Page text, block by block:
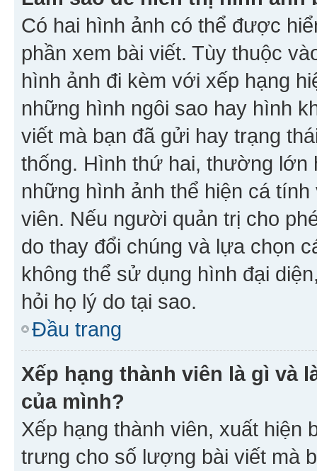
Có hai hình ảnh có thể được
phần xem bài viết. Tùy thuộc
hình ảnh đi kèm với xếp hạng
những hình ngôi sao hay hình
viết mà bạn đã gửi hay trạng
thống. Hình thứ hai, thường
những hình ảnh thể hiện cá
viên. Nếu người quản trị cho
do thay đổi chúng và lựa chọn
không thể sử dụng hình đại
hỏi họ lý do tại sao.
Đầu trang
Xếp hạng thành viên là gì và
của mình?
Xếp hạng thành viên, xuất
trưng cho số lượng bài viết mà